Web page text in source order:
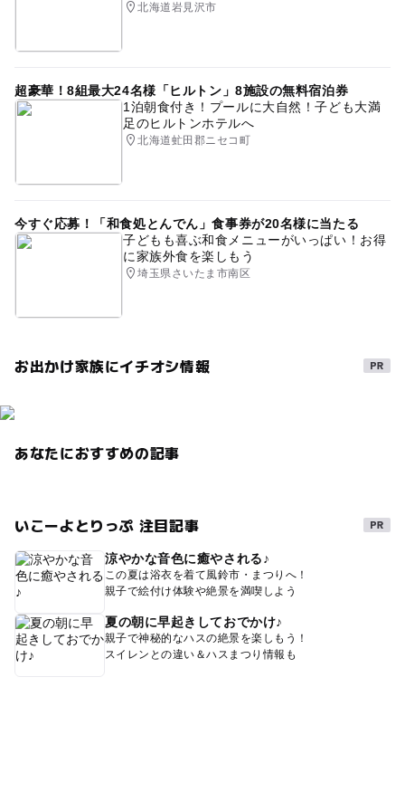
食事持込OK
北海道岩見沢市
超豪華！8組最大24名様「ヒルトン」8施設の無料宿泊券
1泊朝食付き！プールに大自然！子ども大満
足のヒルトンホテルへ
北海道虻田郡ニセコ町
今すぐ応募！「和食処とんでん」食事券が20名様に当たる
子どもも喜ぶ和食メニューがいっぱい！お得
に家族外食を楽しもう
埼玉県さいたま市南区
お出かけ家族にイチオシ情報
あなたにおすすめの記事
いこーよとりっぷ 注目記事
涼やかな音色に癒やされる♪
この夏は浴衣を着て風鈴市・まつりへ！
親子で絵付け体験や絶景を満喫しよう
夏の朝に早起きしておでかけ♪
親子で神秘的なハスの絶景を楽しもう！
スイレンとの違い＆ハスまつり情報も